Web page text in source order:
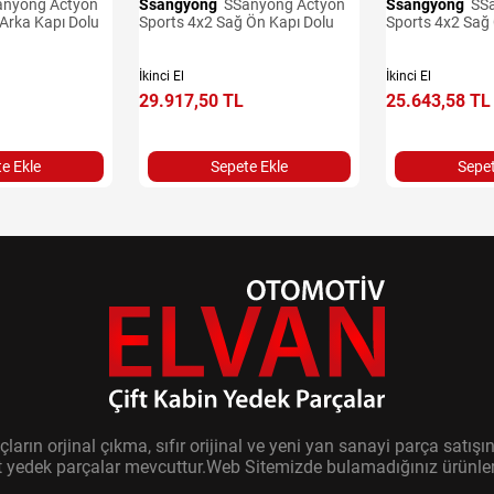
Kapı Dolu
Ekle
Ssangyong
Sports 4x2 Sağ Ön Kapı Dolu
İkinci El
29.917,50 TL
Sepete Ekle
Ssangyong
Sports 4x2 Sağ
İkinci El
25.643,58 TL
orjinal çıkma, sıfır orijinal ve yeni yan sanayi parça
parçalar mevcuttur.Web Sitemizde bulamadığınız